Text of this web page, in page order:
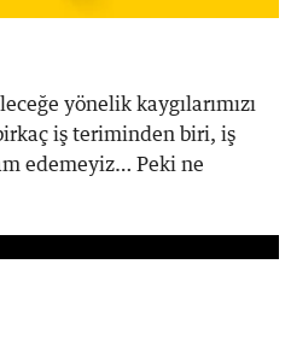
yönelik kaygılarımızı
iş teriminden biri, iş
edemeyiz… Peki ne